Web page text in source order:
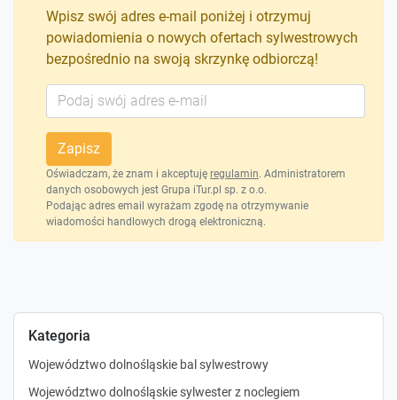
Kategoria
Województwo dolnośląskie bal sylwestrowy
Województwo dolnośląskie sylwester z noclegiem
Wpisz swój adres e-mail poniżej i otrzymuj
powiadomienia o nowych ofertach sylwestrowych
bezpośrednio na swoją skrzynkę odbiorczą!
Zapisz
Oświadczam, że znam i akceptuję regulamin. Administratorem
danych osobowych jest Grupa iTur.pl sp. z o.o.
Podając adres email wyrażam zgodę na otrzymywanie
wiadomości handlowych drogą elektroniczną.